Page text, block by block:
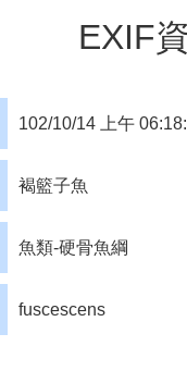
EXIF
102/10/14 上午
褐籃子魚
魚類-硬骨魚綱
fuscescens